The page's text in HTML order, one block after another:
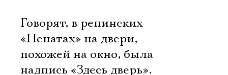
Говорят, в репинских
«Пенатах» на двери,
похожей на окно, была
надпись «Здесь дверь».